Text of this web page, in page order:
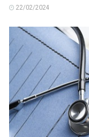
22/02/2024